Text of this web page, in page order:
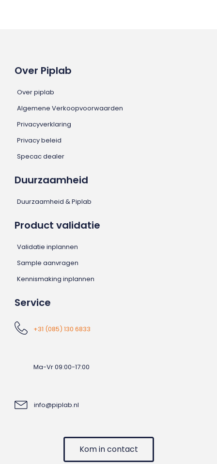
Over Piplab
Over piplab
Algemene Verkoopvoorwaarden
Privacyverklaring
Privacy beleid
Specac dealer
Duurzaamheid
Duurzaamheid & Piplab
Product validatie
Validatie inplannen
Sample aanvragen
Kennismaking inplannen
Service
+31 (085) 130 6833
Ma-Vr 09:00-17:00
info@piplab.nl
Kom in contact